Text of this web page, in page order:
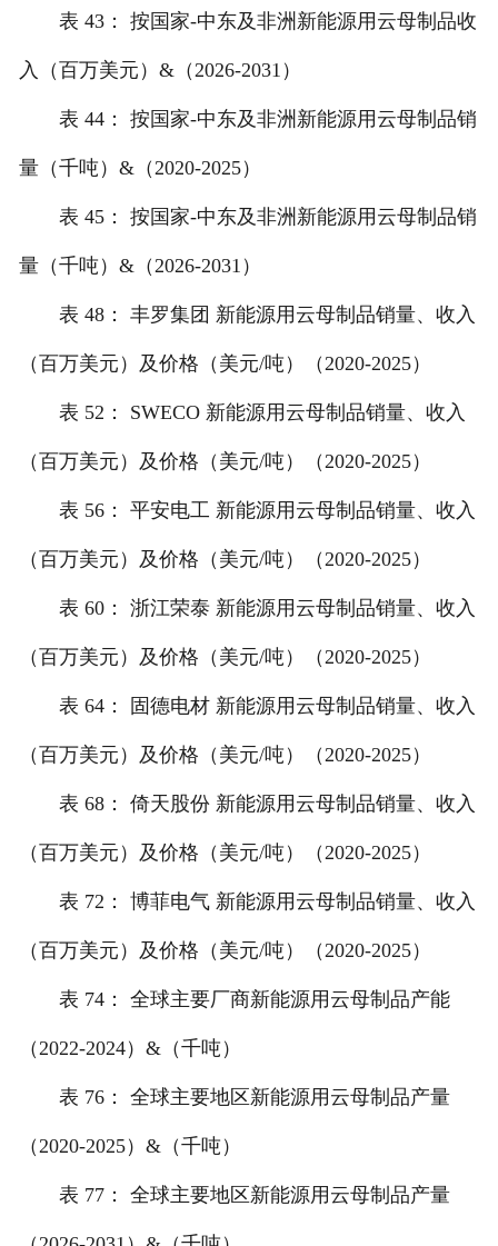
表 43： 按国家-中东及非洲新能源用云母制品收
入（百万美元）&（2026-2031）
表 44： 按国家-中东及非洲新能源用云母制品销
量（千吨）&（2020-2025）
表 45： 按国家-中东及非洲新能源用云母制品销
量（千吨）&（2026-2031）
表 48： 丰罗集团 新能源用云母制品销量、收入
（百万美元）及价格（美元/吨）（2020-2025）
表 52： SWECO 新能源用云母制品销量、收入
（百万美元）及价格（美元/吨）（2020-2025）
表 56： 平安电工 新能源用云母制品销量、收入
（百万美元）及价格（美元/吨）（2020-2025）
表 60： 浙江荣泰 新能源用云母制品销量、收入
（百万美元）及价格（美元/吨）（2020-2025）
表 64： 固德电材 新能源用云母制品销量、收入
（百万美元）及价格（美元/吨）（2020-2025）
表 68： 倚天股份 新能源用云母制品销量、收入
（百万美元）及价格（美元/吨）（2020-2025）
表 72： 博菲电气 新能源用云母制品销量、收入
（百万美元）及价格（美元/吨）（2020-2025）
表 74： 全球主要厂商新能源用云母制品产能
（2022-2024）&（千吨）
表 76： 全球主要地区新能源用云母制品产量
（2020-2025）&（千吨）
表 77： 全球主要地区新能源用云母制品产量